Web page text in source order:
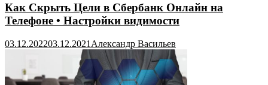
Как Скрыть Цели в Сбербанк Онлайн на
Телефоне • Настройки видимости
03.12.202203.12.2021 Александр Васильев